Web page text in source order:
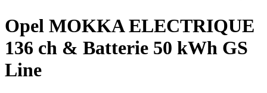
Opel MOKKA ELECTRIQUE
136 ch & Batterie 50 kWh GS
Line